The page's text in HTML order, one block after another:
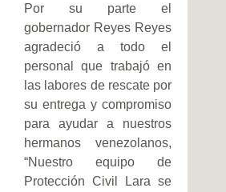
Por su parte el
gobernador Reyes Reyes
agradeció a todo el
personal que trabajó en
las labores de rescate por
su entrega y compromiso
para ayudar a nuestros
hermanos venezolanos,
“Nuestro equipo de
Protección Civil Lara se